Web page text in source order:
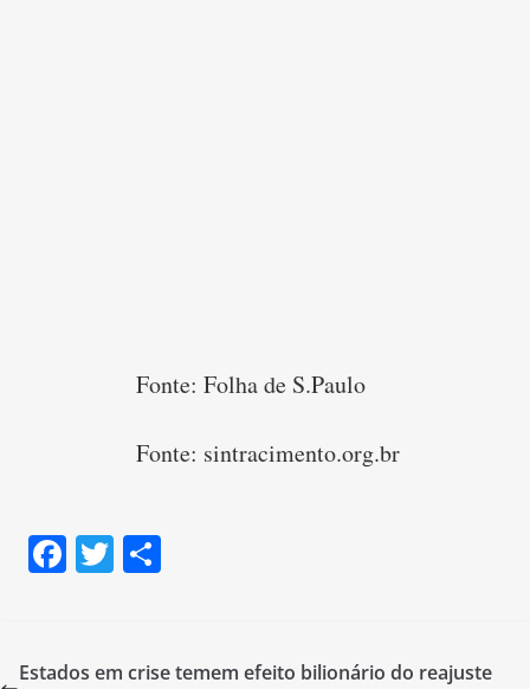
Fonte: Folha de S.Paulo
Fonte: sintracimento.org.br
F
e
T
er e
Estados em crise temem efeito bilionário do reajuste